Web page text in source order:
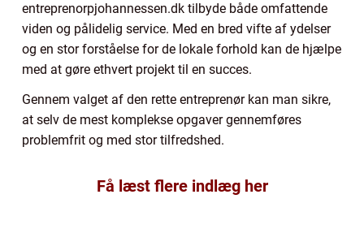
entreprenorpjohannessen.dk tilbyde både omfattende
viden og pålidelig service. Med en bred vifte af ydelser
og en stor forståelse for de lokale forhold kan de hjælpe
med at gøre ethvert projekt til en succes.
Gennem valget af den rette entreprenør kan man sikre,
at selv de mest komplekse opgaver gennemføres
problemfrit og med stor tilfredshed.
Få læst flere indlæg her